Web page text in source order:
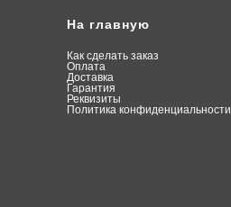
На главную
Как сделать заказ
Оплата
Доставка
Гарантия
Реквизиты
Политика конфиденциальности